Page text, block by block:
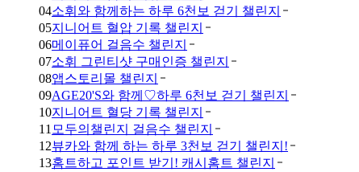
04소휘와 함께하는 하루 6천보 걷기 챌린지
05지니어트 혈압 기록 챌린지
06메이퓨어 걸음수 챌린지
07소휘 그린티샷 구매인증 챌린지
08앱스토리몰 챌린지
09AGE20'S와 함께♡하루 6천보 걷기 챌린지
10지니어트 혈당 기록 챌린지
11 모두의챌린지 걸음수 챌린지
12뷰카와 함께 하는 하루 3천보 걷기 챌린지!
13홈트하고 포인트 받기! 캐시홈트 챌린지